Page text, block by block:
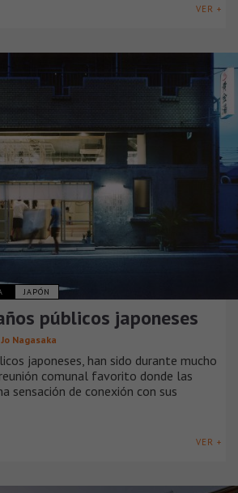
VER +
JAPÓN
públicos japoneses
Nagasaka
japoneses, han sido durante mucho
comunal favorito donde las
sensación de conexión con sus
VER +